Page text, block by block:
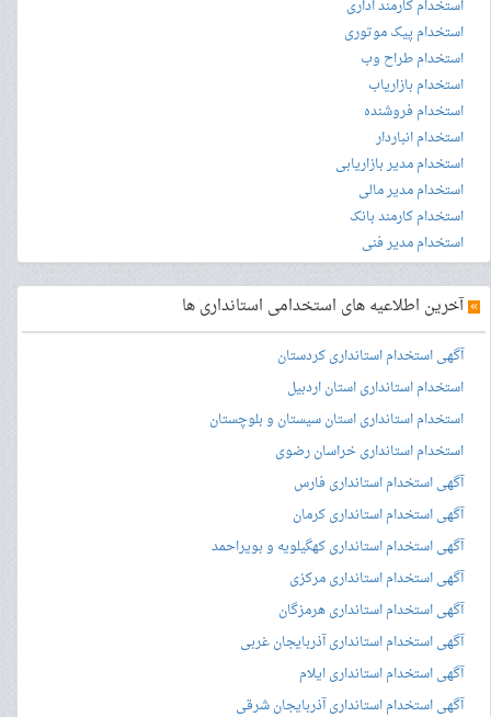
استخدام کارمند اداری
استخدام پیک موتوری
استخدام طراح وب
استخدام بازاریاب
استخدام فروشنده
استخدام انباردار
استخدام مدیر بازاریابی
استخدام مدیر مالی
استخدام کارمند بانک
استخدام مدیر فنی
»آخرین اطلاعیه های استخدامی استانداری ها
آگهی استخدام استانداری کردستان
استخدام استانداری استان اردبیل
استخدام استانداری استان سیستان و بلوچستان
استخدام استانداری خراسان رضوی
آگهی استخدام استانداری فارس
آگهی استخدام استانداری کرمان
آگهی استخدام استانداری کهگیلویه و بویراحمد
آگهی استخدام استانداری مرکزی
آگهی استخدام استانداری هرمزگان
آگهی استخدام استانداری آذربایجان غربی
آگهی استخدام استانداری ایلام
آگهی استخدام استانداری آذربایجان شرقی